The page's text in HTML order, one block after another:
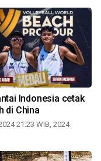
Indonesia cetak
di China
21:23 WIB, 2024